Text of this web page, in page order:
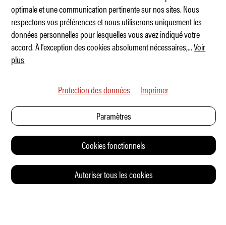
Ares Panther ProgettoUno : Lambo-Pantera
optimale et une communication pertinente sur nos sites. Nous
respectons vos préférences et nous utiliserons uniquement les
données personnelles pour lesquelles vous avez indiqué votre
accord. À l'exception des cookies absolument nécessaires,...Voir
plus
Protection des données Imprimer
Paramètres
Cookies fonctionnels
Autoriser tous les cookies